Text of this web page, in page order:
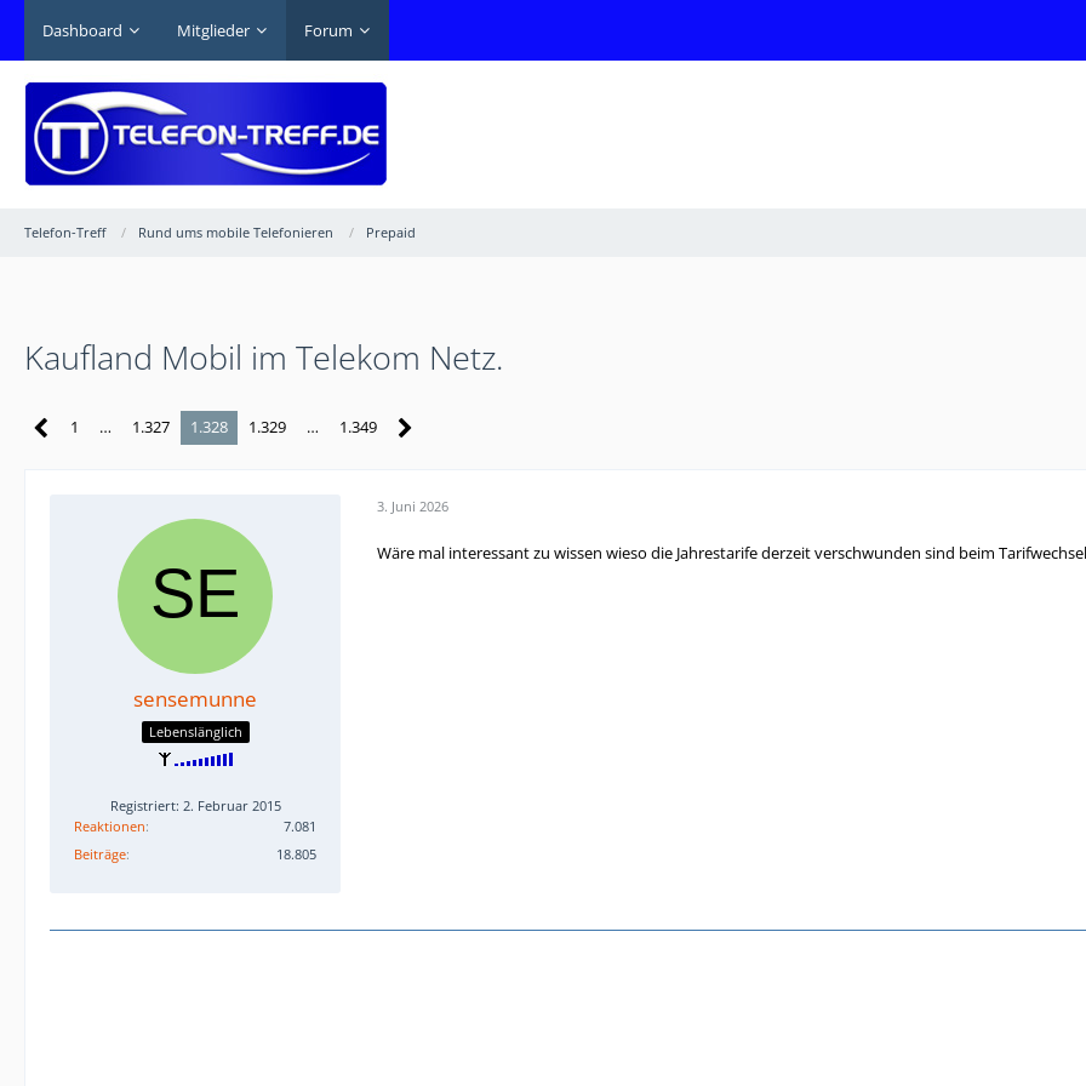
Dashboard Mitglieder Forum
Telefon-Treff Rund ums mobile Telefonieren Prepaid
Kaufland Mobil im Telekom Netz.
1 … 1.327 1.328 1.329 … 1.349
sensemunne
Lebenslänglich
Registriert: 2. Februar 2015
Reaktionen
7.081
Beiträge
18.805
3. Juni 2026
Wäre mal interessant zu wissen wieso die Jahrestarife derzeit verschwunden sind beim